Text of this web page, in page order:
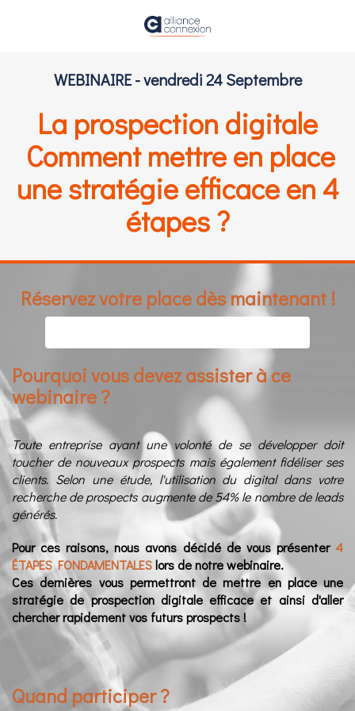
WEBINAIRE - vendredi 24 Septembre
La prospection digitale
Comment mettre en place
une stratégie efficace en 4
étapes ?
Réservez votre place dès maintenant !
Pourquoi vous devez assister à ce
webinaire ?
Toute entreprise ayant une volonté de se développer doit
toucher de nouveaux prospects mais également fidéliser ses
clients. Selon une étude, l'utilisation du digital dans votre
recherche de prospects augmente de 54% le nombre de leads
générés.
Pour ces raisons, nous avons décidé de vous présenter 4
ÉTAPES FONDAMENTALESlors de notre webinaire.
Ces dernières vous permettront de mettre en place une
stratégie de prospection digitale efficace et ainsi d'aller
chercher rapidement vos futurs prospects !
Quand participer ?